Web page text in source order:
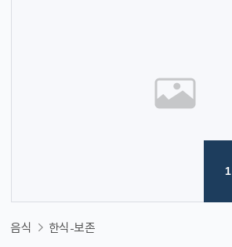
1
음식 한식-보존